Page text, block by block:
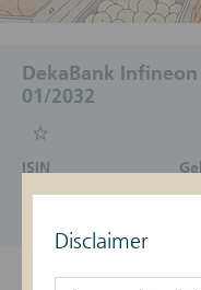
Disclaimer
DekaBank
01/2032
ISIN
DE000DK1G066